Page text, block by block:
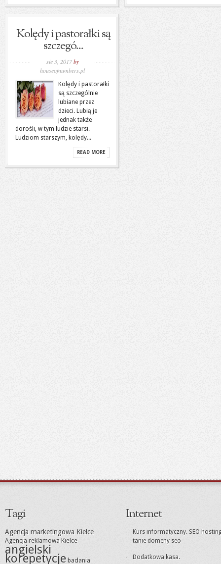
Kolędy i pastorałki są
szczegó...
sie 3, 2017by
houseofnumbers.pl
Kolędy i pastorałki
są szczególnie
lubiane przez
dzieci. Lubią je
jednak także
dorośli, w tym ludzie starsi.
Ludziom starszym, kolędy...
READ MORE
Tagi
Agencja marketingowa Kielce
Agencja reklamowa Kielce
angielski
korepetycje badania
Internet
Kurs informatyczny. SEO
tanie domeny seo
Dodatkowa kasa.